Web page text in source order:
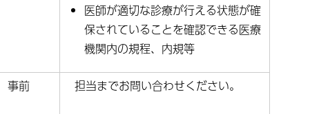
医師が適切な診療が行える状態が確
保されていることを確認できる医療
機関内の規程、内規等
事前 担当までお問い合わせください。